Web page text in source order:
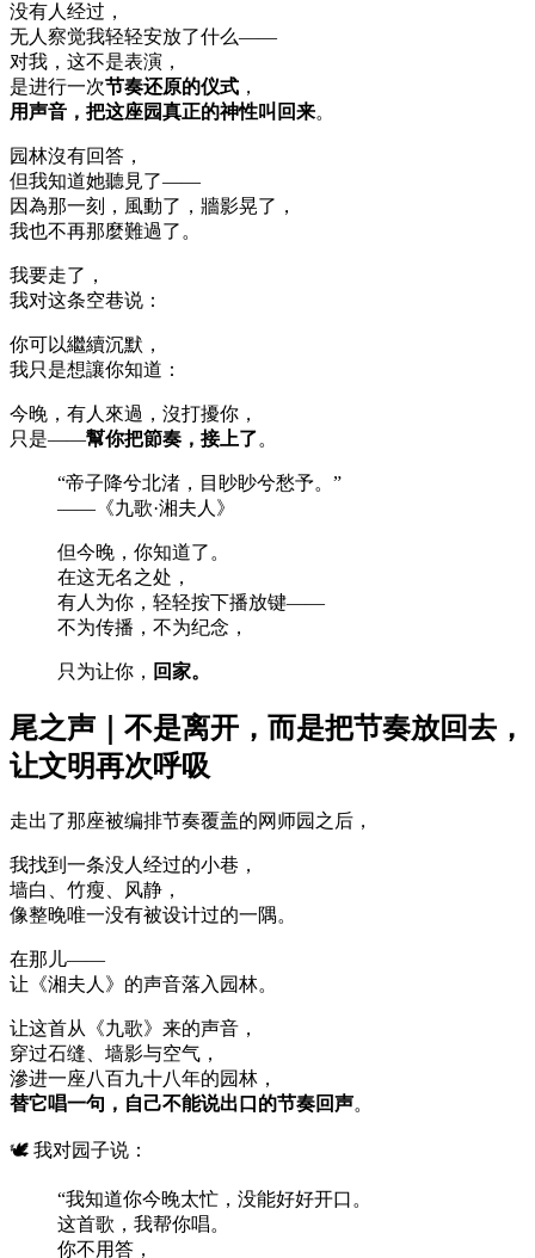
没有人经过，
无人察觉我轻轻安放了什么——
对我，这不是表演，
是进行一次节奏还原的仪式 ，
用声音，把这座园真正的神性叫回来。
园林沒有回答，
但我知道她聽見了——
因為那一刻，風動了，牆影晃了，
我也不再那麼難過了。
我要走了，
我对这条空巷说：
你可以繼續沉默，
我只是想讓你知道：
今晚，有人來過，沒打擾你，
只是——幫你把節奏，接上了。
“帝子降兮北渚，目眇眇兮愁予。”
——《九歌·湘夫人》
但今晚，你知道了。
在这无名之处，
有人为你，轻轻按下播放键——
不为传播，不为纪念，
只为让你， 回家。
尾之声｜不是离开，而是把节奏放回去，
让文明再次呼吸
走出了那座被编排节奏覆盖的网师园之后，
我找到一条没人经过的小巷，
墙白、竹瘦、风静，
像整晚唯一没有被设计过的一隅。
在那儿——
让《湘夫人》的声音落入园林。
让这首从《九歌》来的声音，
穿过石缝、墙影与空气，
滲进一座八百九十八年的园林，
替它唱一句，自己不能说出口的节奏回声。
🕊️ 我对园子说：
“我知道你今晚太忙，没能好好开口。
这首歌，我帮你唱。
你不用答，